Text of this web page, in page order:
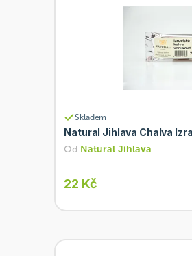
Skladem
Natural Jihlava Chalva
Od Natural Jihlava
22 Kč